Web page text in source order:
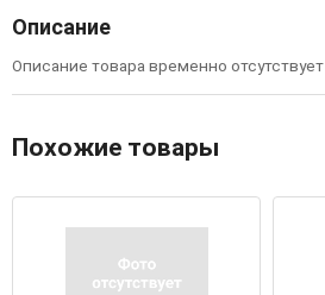
Описание
Описание товара временно отсутствует
Похожие товары